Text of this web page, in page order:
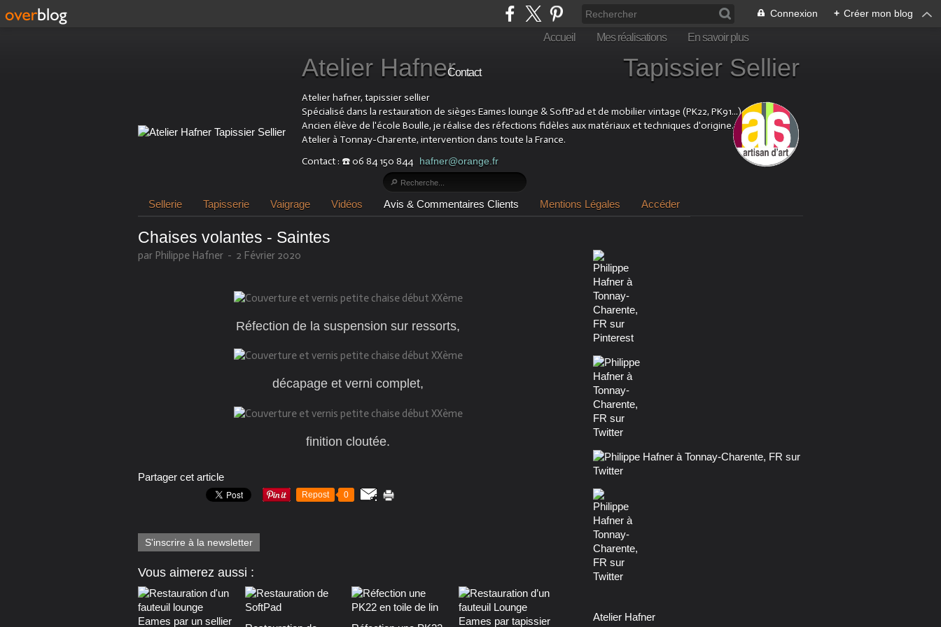
Connexion + Créer mon blog
Accueil Mes réalisations En savoir plus
Contact
Atelier Hafner Tapissier Sellier
Atelier hafner, tapissier sellier
Spécialisé dans la restauration de sièges Eames lounge & SoftPad et de mobilier vintage (PK22, PK91...).
Ancien élève de l'école Boulle, je réalise des réfections fidèles aux matériaux et techniques d'origine.
Atelier à Tonnay-Charente, intervention dans toute la France.
Contact : ☎️ 06 84 150 844 hafner@orange.fr
Sellerie Tapisserie Vaigrage Vidéos Avis & Commentaires Clients Mentions Légales Accéder
Chaises volantes - Saintes
par Philippe Hafner - 2 Février 2020
Réfection de la suspension sur ressorts,
décapage et verni complet,
finition cloutée.
Partager cet article
Repost 0
S'inscrire à la newsletter
Vous aimerez aussi :
Atelier Hafner